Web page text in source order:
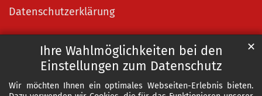
Ihre Wahlmöglichkeiten bei den
Einstellungen zum Datenschutz
Wir möchten Ihnen ein optimales Webseiten-Erlebnis bieten.
✕
Datenschutzerklärung